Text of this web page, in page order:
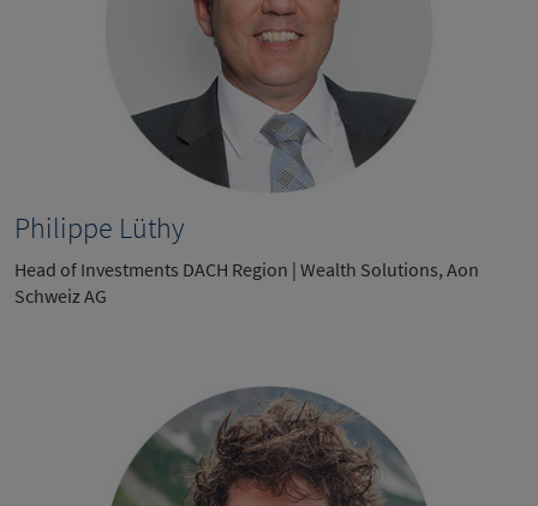
Philippe Lüthy
Head of Investments DACH Region | Wealth Solutions, Aon
Schweiz AG